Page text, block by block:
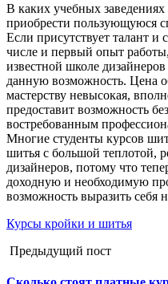
В каких учебных
приобрести пользующуюся
Если присутствует талант и
числе и первый опыт
известной школе
данную возможность. Цена
мастерству невысокая,
предоставит возможность
востребованным
Многие студенты курсов
шитья с большой теплотой,
дизайнеров, потому что
доходную и необходимую
возможность выразить себя
Курсы кройки и шитья
Предыдущий пост